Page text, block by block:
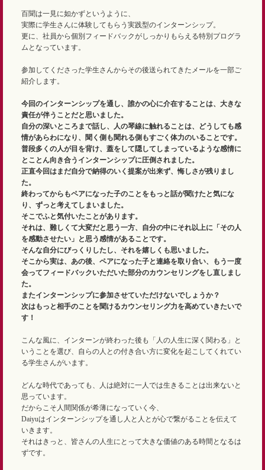
百聞は一見に如かずというように、
実際に学生さんに体験してもらう実践型のインターンシップ。
更に、社員から個別フィードバックがしっかりもらえる特別プログラ
ムとなっています。
参加してくださった学生さんからその後送られてきたメールを一部ご
紹介します。
今回のインターンシップを通し、誰かの心に介在することは、大きな
責任が伴うことだと思いました。
自分の深いところまで話し、人の琴線に触れることは、どうしても感
情があらわになり、聞く側も聞れる側もすごく体力のいることです。
普段多くの人が目を背け、蓋をして隠してしまっているような感情に
とことん向き合うインターンシップに圧倒されました。
正直今回はまだ自分で納得のいく提案が出来ず、悔しさが残りまし
た。
終わってからもペアになった子のことをもっと話が聞けたと気にな
り、ずっと考えてしまいました。
そこでふと気付いたことがあります。
それは、難しくて大変だと思う一方、自分の中にそれ以上に「その人
を感動させたい」と思う感情があることです。
そんな自分にびっくりしたし、それを嬉しくも思いました。
そこから実は、あの後、ペアになった子と連絡を取り合い、もう一度
会ってフィードバックいただいた部分のカウンセリングをし直しまし
た。
またインターンシップに参加させていただけないでしょうか？
次はもっと相手のことを聞けるカウンセリング力を高めていきたいで
す！
こんな風に、インターンが終わった後も「人の人生に深く関わる」と
いうことを選び、自らの人との付き合い方に変化を起こしてくれてい
る学生さんがいます。
どんな時代であっても、人は絶対に一人では生きることは出来ないと
思っています。
だからこそ人間関係が希薄になっていく今、
Daiyuはインターンシップを通し人と人とが心で繋がることを伝えて
いきます。
それはきっと、皆さんの人生にとって大きな価値のある時間となるは
ずです。